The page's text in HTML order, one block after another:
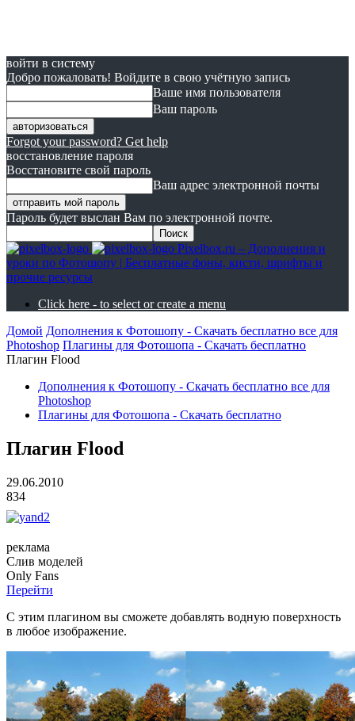
войти в систему
Добро пожаловать! Войдите в свою учётную запись
Ваше имя пользователя
Ваш пароль
Forgot your password? Get help
восстановление пароля
Восстановите свой пароль
Ваш адрес электронной почты
Пароль будет выслан Вам по электронной почте.
Pixelbox.ru – Дополнения и
уроки по Фотошопу | Бесплатные фоны, кисти, шрифты и
прочие ресурсы
Click here - to select or create a menu
Домой Дополнения к Фотошопу - Скачать бесплатно все для
Photoshop Плагины для Фотошопа - Скачать бесплатно
Плагин Flood
Дополнения к Фотошопу - Скачать бесплатно все для
Photoshop
Плагины для Фотошопа - Скачать бесплатно
Плагин Flood
29.06.2010
834
реклама
Слив моделей
Only Fans
Перейти
С этим плагином вы сможете добавлять водную поверхность
в любое изображение.